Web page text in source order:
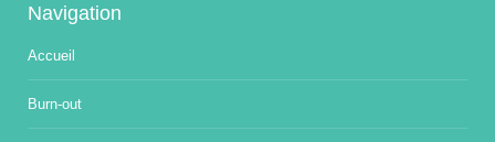
Navigation
Accueil
Burn-out